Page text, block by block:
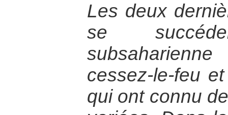
Les deux
se
cessez-le-feu
qui ont connu